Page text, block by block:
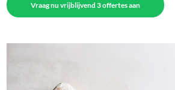
Vraag nu vrijblijvend 3 offertes aan